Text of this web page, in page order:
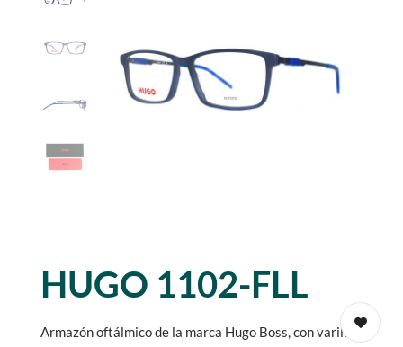
HUGO 1102-FLL
Armazón oftálmico de la marca Hugo Boss, con varillas